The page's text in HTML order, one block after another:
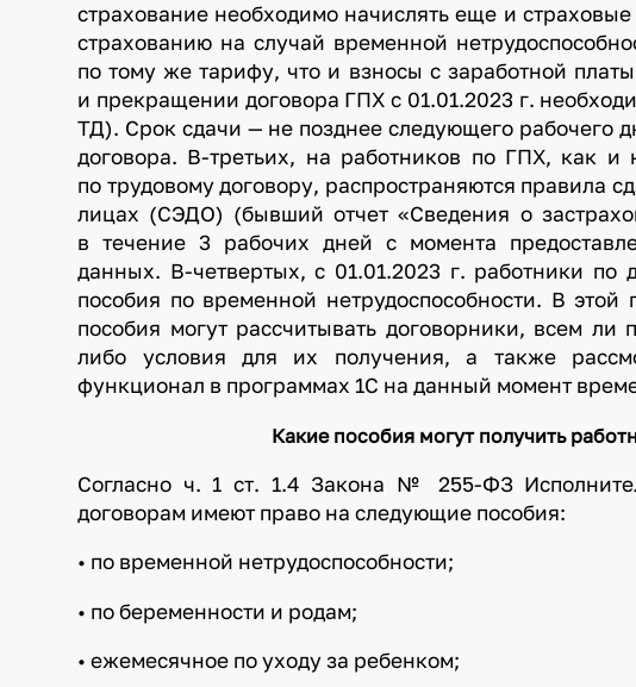
страхование необходимо начислять еще и
страхованию на случай временной
по тому же тарифу, что и взносы с заработной
и прекращении договора ГПХ с 01.01.2023 г.
ТД). Срок сдачи — не позднее следующего рабочего
договора. В-третьих, на работников по ГПХ, как
по трудовому договору, распространяются правила
лицах (СЭДО) (бывший отчет «Сведения о
в течение 3 рабочих дней с момента
данных. В-четвертых, с 01.01.2023 г. работники
пособия по временной нетрудоспособности. В
пособия могут рассчитывать договорники, всем
либо условия для их получения, а также
функционал в программах 1С на данный момент
Какие пособия могут получить
Согласно ч. 1 ст. 1.4 Закона № 255-ФЗ
договорам имеют право на следующие пособия:
• по временной нетрудоспособности;
• по беременности и родам;
• ежемесячное по уходу за ребенком;